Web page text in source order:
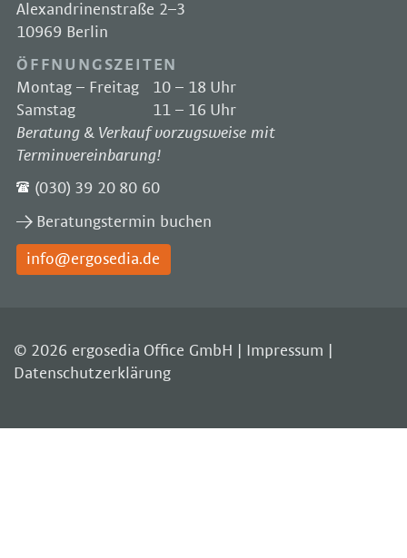
Alexandrinenstraße 2–3
10969 Berlin
ÖFFNUNGSZEITEN
Montag – Freitag
10 – 18 Uhr
Samstag
11 – 16 Uhr
Beratung & Verkauf vorzugsweise mit
Terminvereinbarung!
(030) 39 20 80 60
Beratungstermin buchen
info@ergosedia.de
© 2026 ergosedia Office GmbH | Impressum
Datenschutzerklärung